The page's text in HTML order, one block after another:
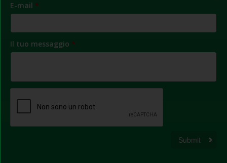
E-mail *
Il tuo messaggio *
Submit